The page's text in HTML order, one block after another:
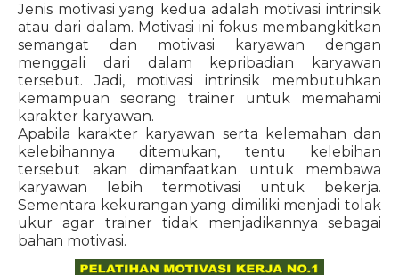
Jenis motivasi yang kedua adalah motivasi intrinsik
atau dari dalam. Motivasi ini fokus membangkitkan
semangat dan motivasi karyawan dengan
menggali dari dalam kepribadian karyawan
tersebut. Jadi, motivasi intrinsik membutuhkan
kemampuan seorang trainer untuk memahami
karakter karyawan.
Apabila karakter karyawan serta kelemahan dan
kelebihannya ditemukan, tentu kelebihan
tersebut akan dimanfaatkan untuk membawa
karyawan lebih termotivasi untuk bekerja.
Sementara kekurangan yang dimiliki menjadi tolak
ukur agar trainer tidak menjadikannya sebagai
bahan motivasi.